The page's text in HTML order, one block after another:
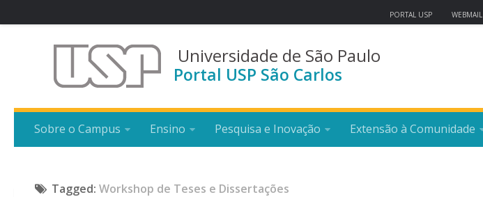
PORTAL USP WEBMAIL
Universidade de São Paulo
Portal USP São Carlos
Sobre o Campus Ensino Pesquisa e Inovação Extensão à Comunidade
Tagged: Workshop de Teses e Dissertações